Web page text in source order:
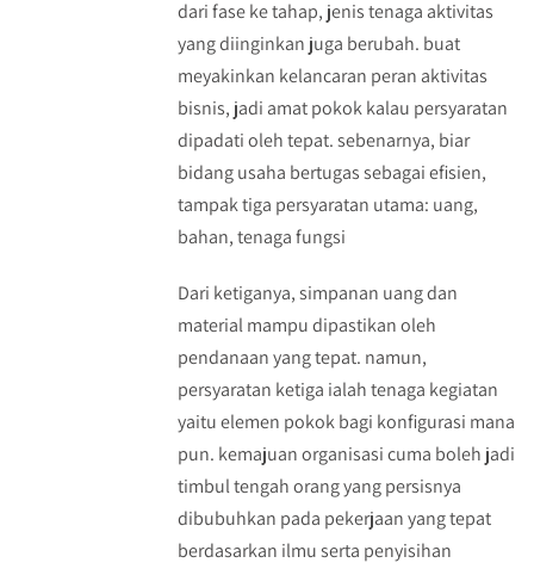
dari fase ke tahap, jenis tenaga aktivitas
yang diinginkan juga berubah. buat
meyakinkan kelancaran peran aktivitas
bisnis, jadi amat pokok kalau persyaratan
dipadati oleh tepat. sebenarnya, biar
bidang usaha bertugas sebagai efisien,
tampak tiga persyaratan utama: uang,
bahan, tenaga fungsi
Dari ketiganya, simpanan uang dan
material mampu dipastikan oleh
pendanaan yang tepat. namun,
persyaratan ketiga ialah tenaga kegiatan
yaitu elemen pokok bagi konfigurasi mana
pun. kemajuan organisasi cuma boleh jadi
timbul tengah orang yang persisnya
dibubuhkan pada pekerjaan yang tepat
berdasarkan ilmu serta penyisihan